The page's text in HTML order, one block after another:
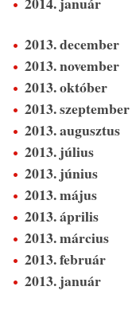
2013. december
2013. november
2013. október
2013. szeptember
2013. augusztus
2013. július
2013. június
2013. május
2013. április
2013. március
2013. február
2013. január